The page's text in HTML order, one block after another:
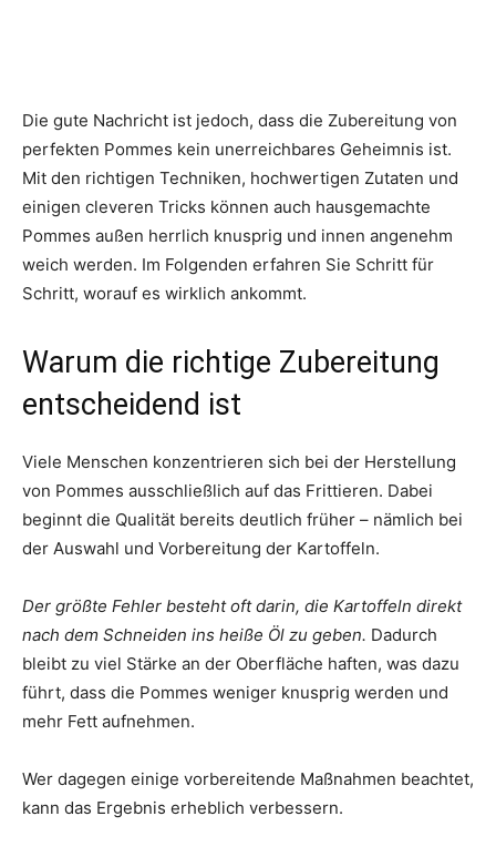
Die gute Nachricht ist jedoch, dass die Zubereitung von
perfekten Pommes kein unerreichbares Geheimnis ist.
Mit den richtigen Techniken, hochwertigen Zutaten und
einigen cleveren Tricks können auch hausgemachte
Pommes außen herrlich knusprig und innen angenehm
weich werden. Im Folgenden erfahren Sie Schritt für
Schritt, worauf es wirklich ankommt.
Warum die richtige Zubereitung
entscheidend ist
Viele Menschen konzentrieren sich bei der Herstellung
von Pommes ausschließlich auf das Frittieren. Dabei
beginnt die Qualität bereits deutlich früher – nämlich bei
der Auswahl und Vorbereitung der Kartoffeln.
Der größte Fehler besteht oft darin, die Kartoffeln direkt
nach dem Schneiden ins heiße Öl zu geben. Dadurch
bleibt zu viel Stärke an der Oberfläche haften, was dazu
führt, dass die Pommes weniger knusprig werden und
mehr Fett aufnehmen.
Wer dagegen einige vorbereitende Maßnahmen beachtet,
kann das Ergebnis erheblich verbessern.